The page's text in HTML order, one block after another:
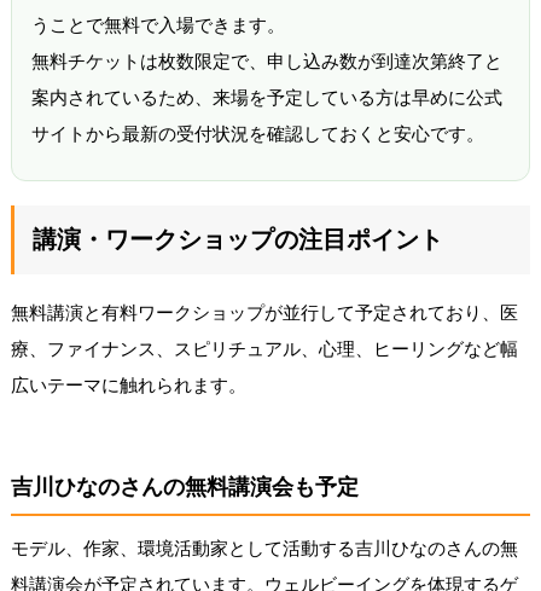
うことで無料で入場できます。
無料チケットは枚数限定で、申し込み数が到達次第終了と
案内されているため、来場を予定している方は早めに公式
サイトから最新の受付状況を確認しておくと安心です。
講演・ワークショップの注目ポイント
無料講演と有料ワークショップが並行して予定されており、医
療、ファイナンス、スピリチュアル、心理、ヒーリングなど幅
広いテーマに触れられます。
吉川ひなのさんの無料講演会も予定
モデル、作家、環境活動家として活動する吉川ひなのさんの無
料講演会が予定されています。ウェルビーイングを体現するゲ